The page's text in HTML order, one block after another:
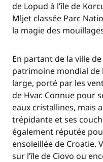
de Lopud à l’île de
Mljet classée Parc
la magie des
En partant de la ville de
patrimoine mondial de
large, porté par les
de Hvar. Connue pour
eaux cristallines, mais
trépidante et ses
également réputée
ensoleillée de Croatie.
sur l’île de Ciovo ou